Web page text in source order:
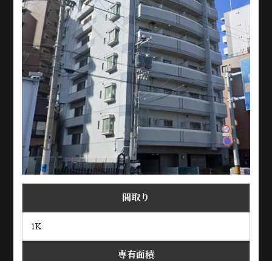
間取り
1K
専有面積